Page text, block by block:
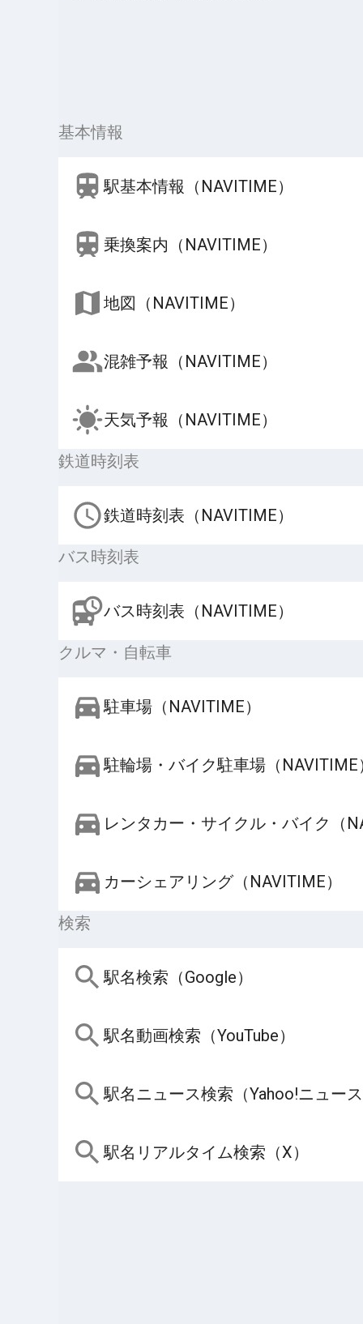
基本情報
駅基本情報（NAVITIME）
乗換案内（NAVITIME）
地図（NAVITIME）
混雑予報（NAVITIME）
天気予報（NAVITIME）
鉄道時刻表
鉄道時刻表（NAVITIME）
バス時刻表
バス時刻表（NAVITIME）
クルマ・自転車
駐車場（NAVITIME）
駐輪場・バイク駐車場（NAVITIME
レンタカー・サイクル・バイク（
カーシェアリング（NAVITIME）
検索
駅名検索（Google）
駅名動画検索（YouTube）
駅名ニュース検索（Yahoo!ニュー
駅名リアルタイム検索（X）